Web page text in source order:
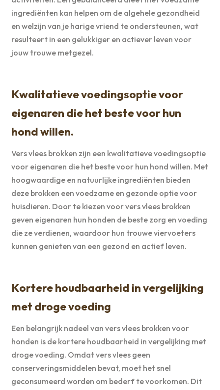
ingrediënten kan helpen om de algehele gezondheid
en welzijn van je harige vriend te ondersteunen, wat
resulteert in een gelukkiger en actiever leven voor
jouw trouwe metgezel.
Kwalitatieve voedingsoptie voor
eigenaren die het beste voor hun
hond willen.
Vers vlees brokken zijn een kwalitatieve voedingsoptie
voor eigenaren die het beste voor hun hond willen. Met
hoogwaardige en natuurlijke ingrediënten bieden
deze brokken een voedzame en gezonde optie voor
huisdieren. Door te kiezen voor vers vlees brokken
geven eigenaren hun honden de beste zorg en voeding
die ze verdienen, waardoor hun trouwe viervoeters
kunnen genieten van een gezond en actief leven.
Kortere houdbaarheid in vergelijking
met droge voeding
Een belangrijk nadeel van vers vlees brokken voor
honden is de kortere houdbaarheid in vergelijking met
droge voeding. Omdat vers vlees geen
conserveringsmiddelen bevat, moet het snel
geconsumeerd worden om bederf te voorkomen. Dit